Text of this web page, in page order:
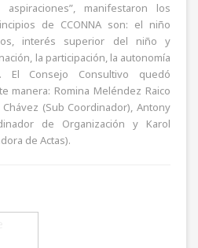
manifestaron los
de CCONNA son: el niño
interés superior del niño y
la participación, la autonomía
El Consejo Consultivo quedó
manera: Romina Meléndez Raico
Chávez (Sub Coordinador), Antony
de Organización y Karol
de Actas).